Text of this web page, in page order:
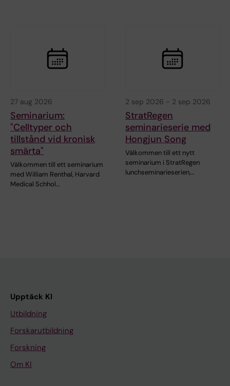
27 aug 2026
Seminarium:
"Celltyper och
tillstånd vid kronisk
smärta"
Välkommen till ett seminarium
med William Renthal, Harvard
Medical Schhol…
2 sep 2026 - 2 sep 2026
StratRegen
seminarieserie med
Hongjun Song
Välkommen till ett nytt
seminarium i StratRegen
lunchseminarieserien,…
Upptäck KI
Utbildning
Forskarutbildning
Forskning
Om KI